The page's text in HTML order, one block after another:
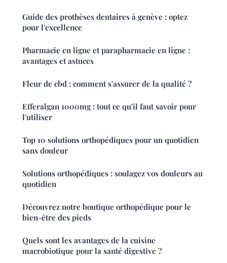
Guide des prothèses dentaires à genève : optez
pour l'excellence
Pharmacie en ligne et parapharmacie en ligne :
avantages et astuces
Fleur de cbd : comment s'assurer de la qualité ?
Efferalgan 1000mg : tout ce qu'il faut savoir pour
l'utiliser
Top 10 solutions orthopédiques pour un quotidien
sans douleur
Solutions orthopédiques : soulagez vos douleurs au
quotidien
Découvrez notre boutique orthopédique pour le
bien-être des pieds
Quels sont les avantages de la cuisine
macrobiotique pour la santé digestive ?